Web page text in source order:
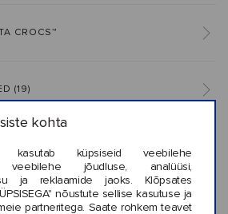
kohta
kasutab küpsiseid veebilehe
veebilehe jõudluse, analüüsi,
ja reklaamide jaoks. Klõpsates
nõustute sellise kasutuse ja
partneritega. Saate rohkem teavet
CROCS™
(19)